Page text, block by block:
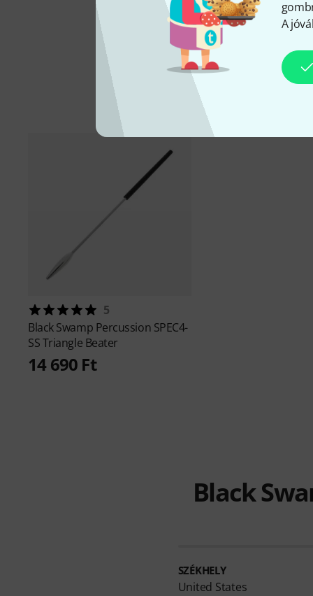
A
5
Black Swamp Percussion SPEC4-
SS Triangle Beater
14 690 Ft
Black
SZÉKHELY
United States